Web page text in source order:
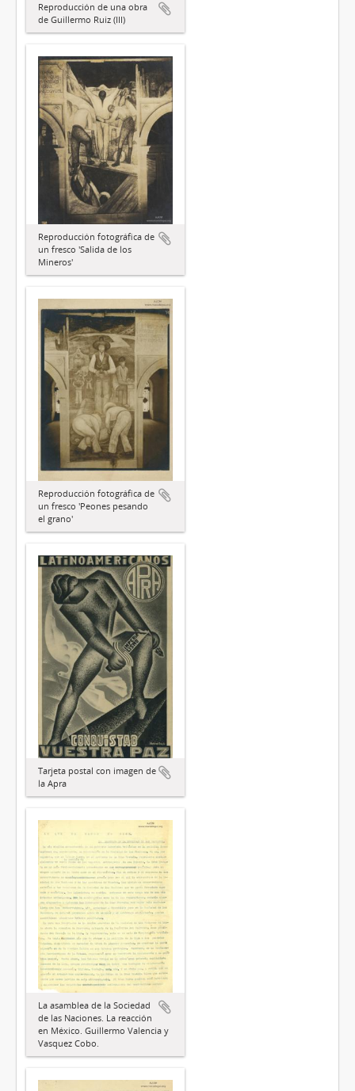
Reproducción de una obra
de Guillermo Ruiz (III)
Reproducción fotográfica de
un fresco 'Salida de los
Mineros'
Reproducción fotográfica de
un fresco 'Peones pesando
el grano'
Tarjeta postal con imagen de
la Apra
La asamblea de la Sociedad
de las Naciones. La reacción
en México. Guillermo Valencia y
Vasquez Cobo.